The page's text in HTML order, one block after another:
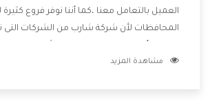
العميل بالتعامل معنا ،كما أننا نوفر فروع
المحافظات لأن شركة شارب من الشركات
تهتم بالخدمات التى تكون بعد البيع معنا
مشاهدة المزيد